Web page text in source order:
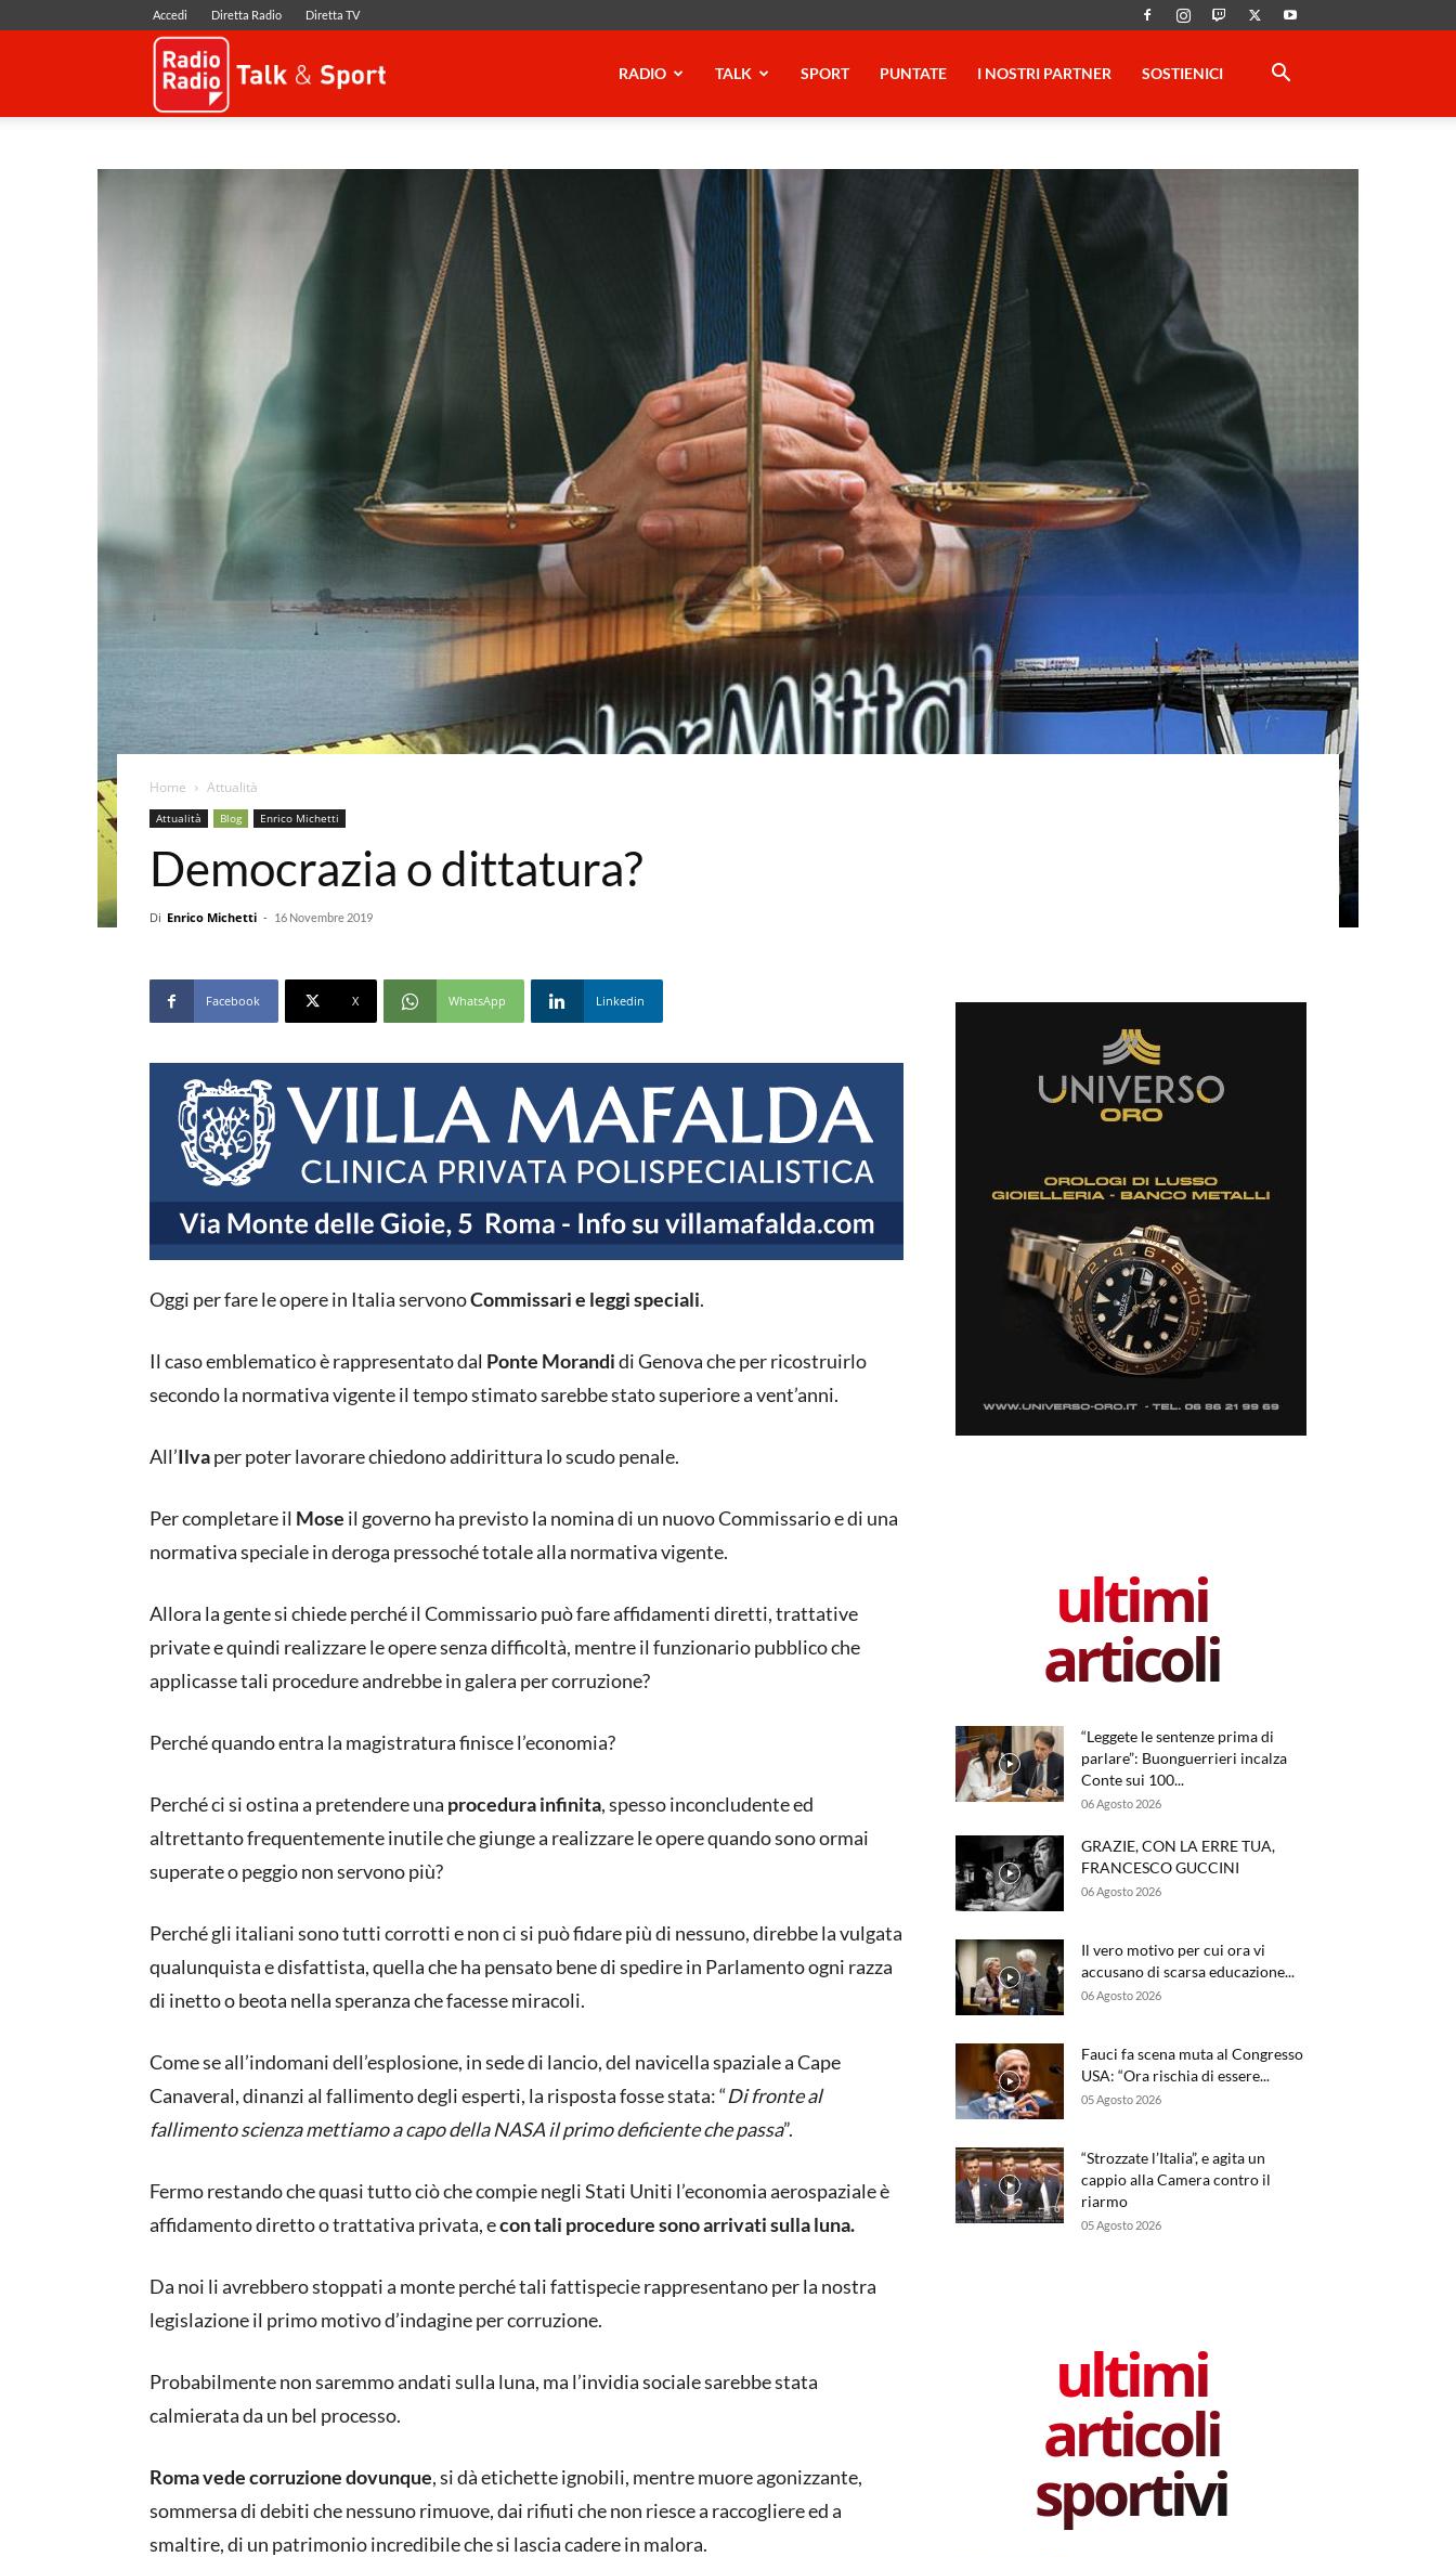
Accedi Diretta Radio Diretta TV
RADIO TALK SPORT PUNTATE I NOSTRI PARTNER SOSTIENICI
Home Attualità
Attualità Blog Enrico Michetti
Democrazia o dittatura?
Di Enrico Michetti - 16 Novembre 2019
Facebook X WhatsApp Linkedin
Oggi per fare le opere in Italia servonoCommissari e leggi speciali.
Il caso emblematico è rappresentato dal Ponte Morandidi Genova che per ricostruirlo
secondo la normativa vigente il tempo stimato sarebbe stato superiore a vent’anni.
All’Ilvaper poter lavorare chiedono addirittura lo scudo penale.
Per completare il Mose il governo ha previsto la nomina di un nuovo Commissario e di una
normativa speciale in deroga pressoché totale alla normativa vigente.
Allora la gente si chiede perché il Commissario può fare affidamenti diretti, trattative
private e quindi realizzare le opere senza difficoltà, mentre il funzionario pubblico che
applicasse tali procedure andrebbe in galera per corruzione?
Perché quando entra la magistratura finisce l’economia?
Perché ci si ostina a pretendere una procedura infinita, spesso inconcludente ed
altrettanto frequentemente inutile che giunge a realizzare le opere quando sono ormai
superate o peggio non servono più?
Perché gli italiani sono tutti corrotti e non ci si può fidare più di nessuno, direbbe la vulgata
qualunquista e disfattista, quella che ha pensato bene di spedire in Parlamento ogni razza
di inetto o beota nella speranza che facesse miracoli.
Come se all’indomani dell’esplosione, in sede di lancio, del navicella spaziale a Cape
Canaveral, dinanzi al fallimento degli esperti, la risposta fosse stata: “Di fronte al
fallimento scienza mettiamo a capo della NASA il primo deficiente che passa”.
Fermo restando che quasi tutto ciò che compie negli Stati Uniti l’economia aerospaziale è
affidamento diretto o trattativa privata, econ tali procedure sono arrivati sulla luna.
Da noi li avrebbero stoppati a monte perché tali fattispecie rappresentano per la nostra
legislazione il primo motivo d’indagine per corruzione.
Probabilmente non saremmo andati sulla luna, ma l’invidia sociale sarebbe stata
calmierata da un bel processo.
Roma vede corruzione dovunque, si dà etichette ignobili, mentre muore agonizzante,
sommersa di debiti che nessuno rimuove, dai rifiuti che non riesce a raccogliere ed a
smaltire, di un patrimonio incredibile che si lascia cadere in malora.
ultimi
articoli
“Leggete le sentenze prima di
parlare”: Buonguerrieri incalza
Conte sui 100...
06 Agosto 2026
GRAZIE, CON LA ERRE TUA,
FRANCESCO GUCCINI
06 Agosto 2026
Il vero motivo per cui ora vi
accusano di scarsa educazione...
06 Agosto 2026
Fauci fa scena muta al Congresso
USA: “Ora rischia di essere...
05 Agosto 2026
“Strozzate l’Italia”, e agita un
cappio alla Camera contro il
riarmo
05 Agosto 2026
ultimi
articoli
sportivi